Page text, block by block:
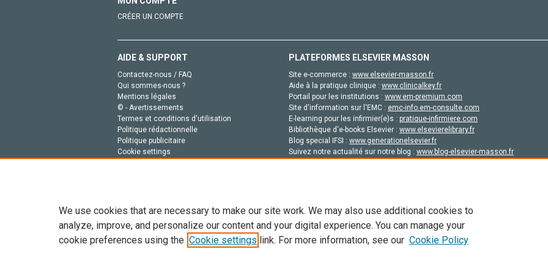
CRÉER UN COMPTE
AIDE & SUPPORT
Contactez-nous / FAQ
Qui sommes-nous ?
Mentions légales
© - Avertissements
Termes et conditions d'utilisation
Politique rédactionnelle
Politique publicitaire
Cookie settings
PLATEFORMES ELSEVIER MASSON
Site e-commerce : www.elsevier-masson.fr
Aide à la pratique clinique : www.clinicalkey.fr
Portail pour les institutions : www.em-premium.com
Site d'information sur l'EMC : emc-info.em-consulte.com
E-learning pour les infirmier(e)s : pratique-infirmiere.com
Bibliothèque d'e-books Elsevier : www.elsevierelibrary.fr
Blog special IFSI : www.generationelsevier.fr
Suivez notre actualité sur notre blog : www.blog-elsevier-masson.fr
Tout le contenu de ce site: Copyright © 2026 Elsevier, ses concédants de licence et ses contributeurs. Tout les droits sont réservés,
de données, a la formation en IA et aux technologies similaires. Pour tout contenu en libre accès, les conditions de licence
We use cookies that are necessary to make our site work. We may also use additional cookies to
analyze, improve, and personalize our content and your digital experience. You can manage your
cookie preferences using the Cookie settings link. For more information, see our Cookie Policy